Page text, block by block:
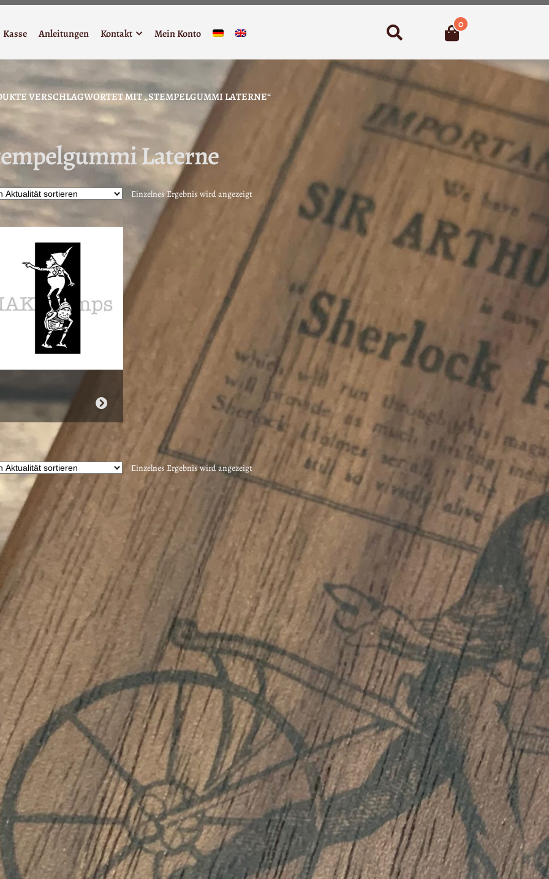
Kasse Anleitungen Kontakt Mein Konto Suchen 0
VERSCHLAGWORTET MIT „STEMPELGUMMI LATERNE“
Laterne
Einzelnes Ergebnis wird angezeigt
Einzelnes Ergebnis wird angezeigt